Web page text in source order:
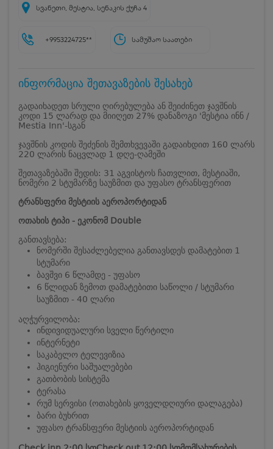
სვანეთი, მესტია, სენაკის ქუჩა 4
+9953224725** სამუშაო საათები
ინფორმაცია შეთავაზების შესახებ
გადაიხადეთ სრული ღირებულება ან შეიძინეთ ჯავშნის
კოდი 15 ლარად და მიიღეთ 27% დანაზოგი 'მესტია ინნ /
Mestia Inn'-სგან
ჯავშნის კოდის შეძენის შემთხვევაში გადაიხდით 160 ლარს
220 ლარის ნაცვლად 1 დღე-ღამეში
შეთავაზებაში შედის: 31 აგვისტოს ჩათვლით, მესტიაში,
ნომერი 2 სტუმარზე საუზმით და უფასო ტრანსფერით
ტრანსფერი მესტიის აეროპორტიდან
ოთახის ტიპი - ეკონომ Double
განთავსება:
ნომერში შესაძლებელია განთავსდეს დამატებით 1
სტუმარი
ბავშვი 6 წლამდე - უფასო
6 წლიდან ზემოთ დამატებითი საწოლი / სტუმარი
საუზმით - 40 ლარი
აღჭურვილობა:
ინდივიდუალური სველი წერტილი
ინტერნეტი
საკაბელო ტელევიზია
ჰიგიენური საშუალებები
გათბობის სისტემა
ტერასა
რუმ სერვისი (ოთახების ყოველდღიური დალაგება)
ბარი ბუხრით
უფასო ტრანსფერი მესტიის აეროპორტიდან